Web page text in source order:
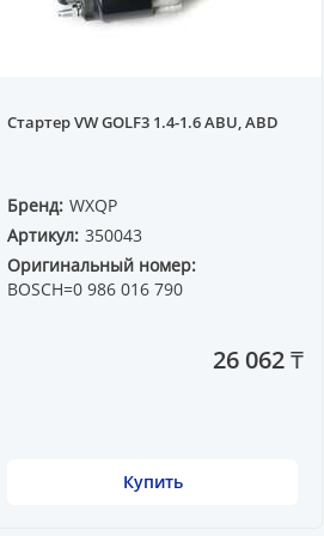
Стартер VW GOLF3 1.4-1.6 ABU, ABD
Бренд: WXQP
Артикул: 350043
Оригинальный номер:
BOSCH=0 986 016 790
26 062 ₸
Купить